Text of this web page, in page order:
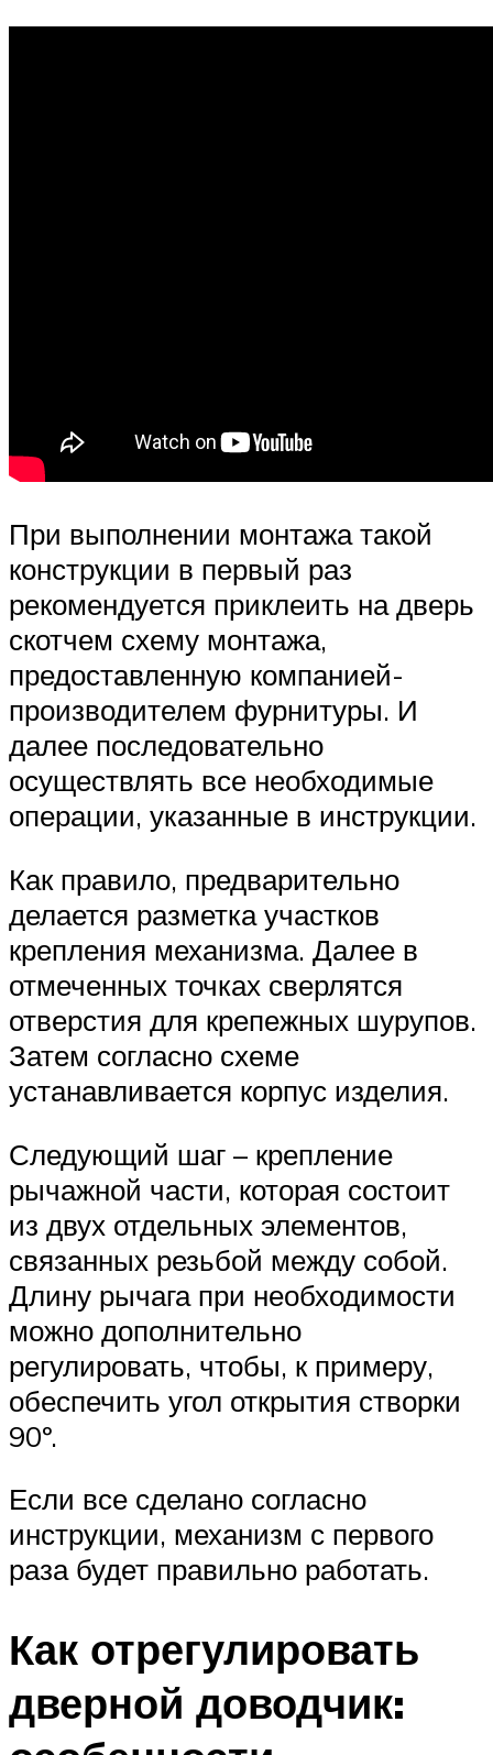
При выполнении монтажа такой
конструкции в первый раз
рекомендуется приклеить на дверь
скотчем схему монтажа,
предоставленную компанией-
производителем фурнитуры. И
далее последовательно
осуществлять все необходимые
операции, указанные в инструкции.
Как правило, предварительно
делается разметка участков
крепления механизма. Далее в
отмеченных точках сверлятся
отверстия для крепежных шурупов.
Затем согласно схеме
устанавливается корпус изделия.
Следующий шаг – крепление
рычажной части, которая состоит
из двух отдельных элементов,
связанных резьбой между собой.
Длину рычага при необходимости
можно дополнительно
регулировать, чтобы, к примеру,
обеспечить угол открытия створки
90º.
Если все сделано согласно
инструкции, механизм с первого
раза будет правильно работать.
Как отрегулировать
дверной доводчик: